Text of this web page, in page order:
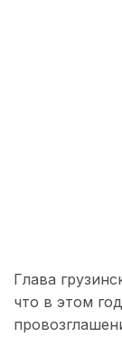
Глава
что в этом